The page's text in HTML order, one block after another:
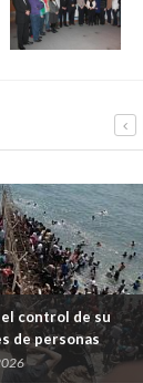
control de su
de personas
y ponen a